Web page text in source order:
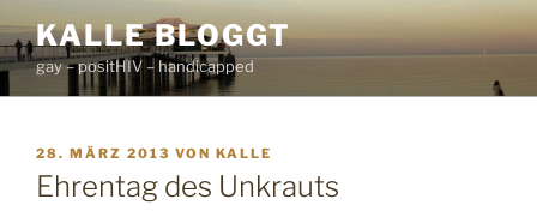
Inhalt
springen
KALLE BLOGGT
gay – positHIV – handicapped
VERÖFFENTLICHT
AM
28. MÄRZ 2013 VON KALLE
Ehrentag des Unkrauts